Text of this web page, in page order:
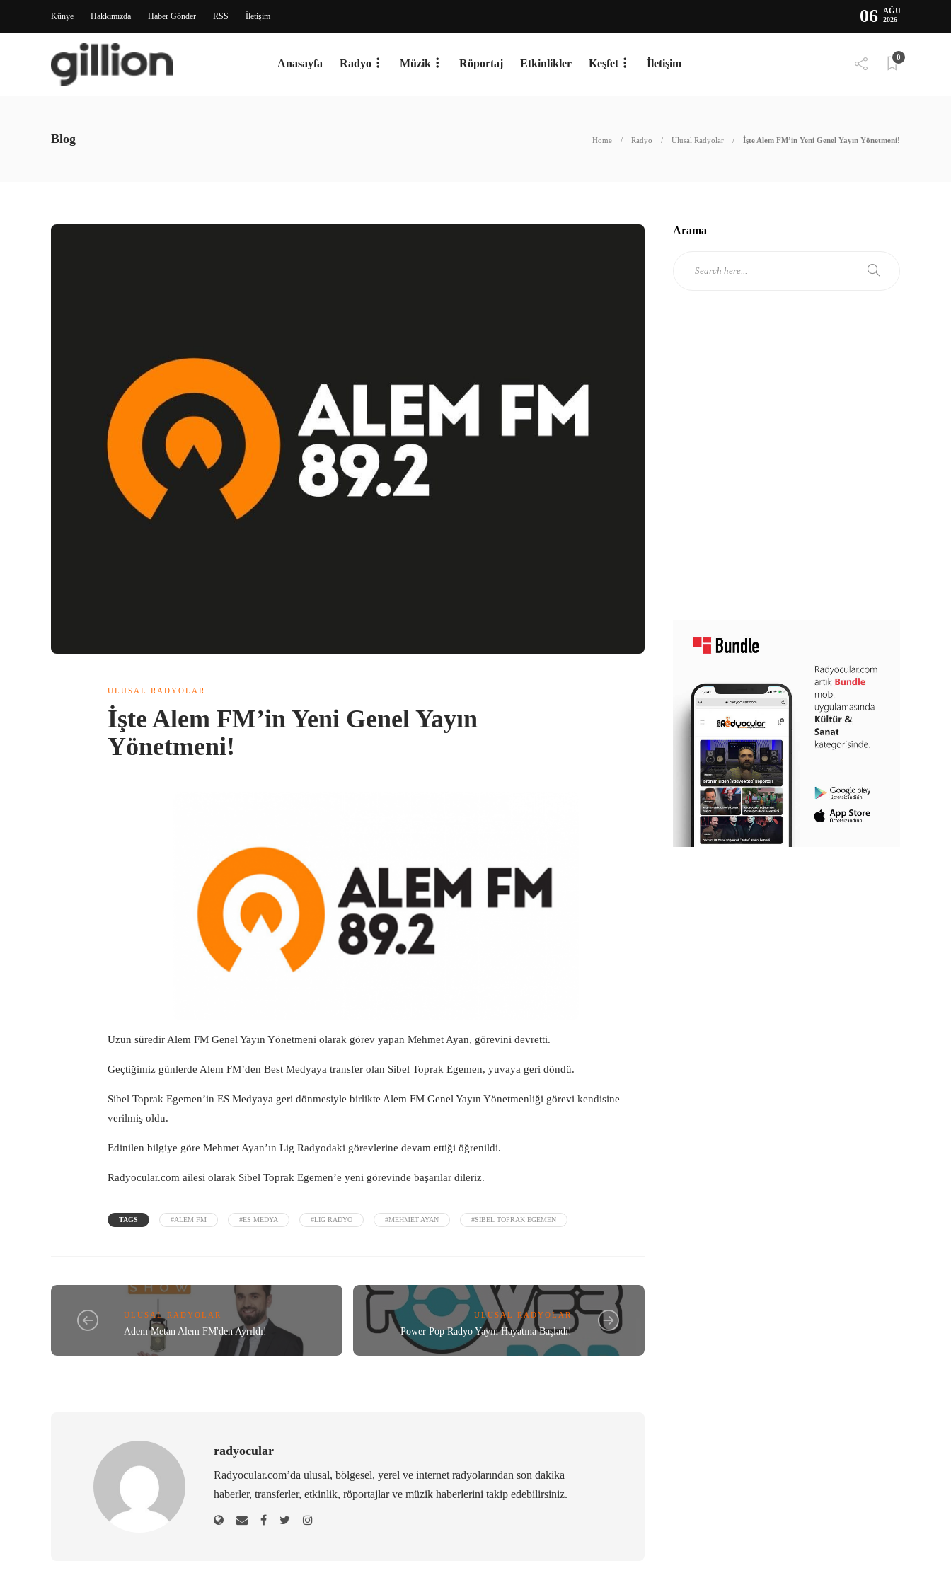
Künye Hakkımızda Haber Gönder RSS İletişim 06 AĞU
2026
Anasayfa Radyo Müzik Röportaj Etkinlikler Keşfet İletişim 0
Blog Home Radyo Ulusal Radyolar İşte Alem FM’in Yeni Genel Yayın Yönetmeni!
ULUSAL RADYOLAR
İşte Alem FM’in Yeni Genel Yayın
Yönetmeni!
Uzun süredir Alem FM Genel Yayın Yönetmeni olarak görev yapan Mehmet Ayan, görevini devretti.
Geçtiğimiz günlerde Alem FM’den Best Medyaya transfer olan Sibel Toprak Egemen, yuvaya geri döndü.
Sibel Toprak Egemen’in ES Medyaya geri dönmesiyle birlikte Alem FM Genel Yayın Yönetmenliği görevi kendisine
verilmiş oldu.
Edinilen bilgiye göre Mehmet Ayan’ın Lig Radyodaki görevlerine devam ettiği öğrenildi.
Radyocular.com ailesi olarak Sibel Toprak Egemen’e yeni görevinde başarılar dileriz.
TAGS #ALEM FM #ES MEDYA #LIG RADYO #MEHMET AYAN #SIBEL TOPRAK EGEMEN
ULUSAL RADYOLAR
Adem Metan Alem FM'den Ayrıldı!
ULUSAL RADYOLAR
Power Pop Radyo Yayın Hayatına Başladı!
radyocular
Radyocular.com’da ulusal, bölgesel, yerel ve internet radyolarından son dakika
haberler, transferler, etkinlik, röportajlar ve müzik haberlerini takip edebilirsiniz.
Arama